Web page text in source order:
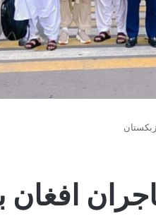
نفری تاجران